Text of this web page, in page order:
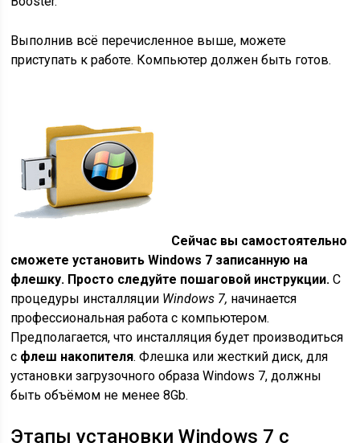
Выполнив всё перечисленное выше, можете
приступать к работе. Компьютер должен быть готов.
Сейчас вы самостоятельно
сможете установить Windows 7 записанную на
флешку. Просто следуйте пошаговой инструкции.С
процедуры инсталляции Windows 7, начинается
профессиональная работа с компьютером.
Предполагается, что инсталляция будет производиться
с флеш накопителя. Флешка или жесткий диск, для
установки загрузочного образа Windows 7, должны
быть объёмом не менее 8Gb.
Этапы установки Windows 7 с